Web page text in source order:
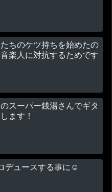
ちのケツ持ちを始めたの
楽人に対抗するためです
スーパー銭湯さんでギタ
ます！
デュースする事に☺